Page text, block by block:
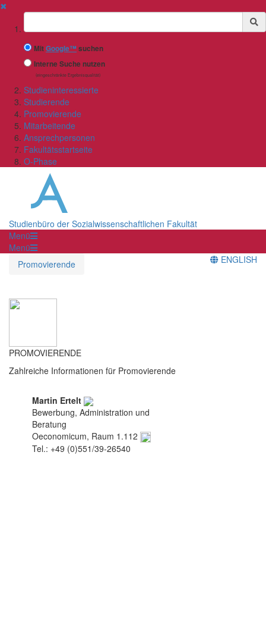
✖
Suchbegriff
MitGoogle™ suchen
Interne Suche nutzen
(eingeschränkte Ergebnisqualität)
Studieninteressierte
Studierende
Promovierende
Mitarbeitende
Ansprechpersonen
Fakultätsstartseite
O-Phase
Studienbüro der Sozialwissenschaftlichen Fakultät
Menü
Menü
Promovierende
ENGLISH
PROMOVIERENDE
Zahlreiche Informationen für Promovierende
Martin Ertelt
Bewerbung, Administration und
Beratung
Oeconomicum, Raum 1.112
Tel.: +49 (0)551/39-26540